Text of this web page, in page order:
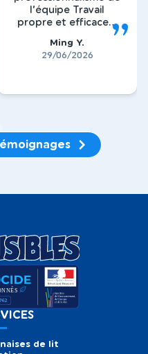
l’équipe Travail
propre et efficace...
Ming Y.
29/06/2026
2
de lit